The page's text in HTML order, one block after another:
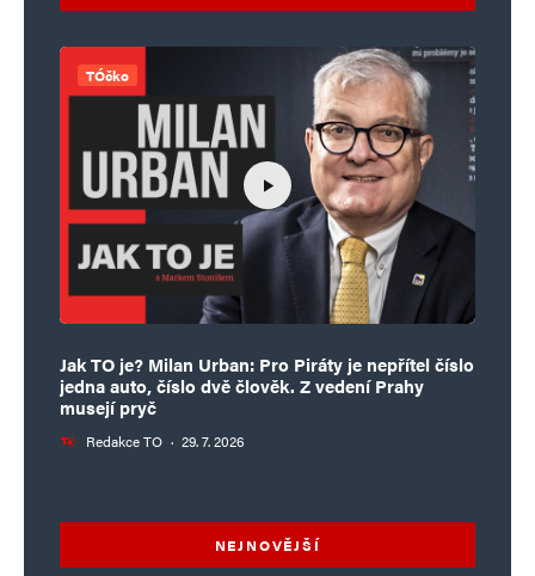
TÓčko
Jak TO je? Milan Urban: Pro Piráty je nepřítel číslo
jedna auto, číslo dvě člověk. Z vedení Prahy
musejí pryč
Redakce TO · 29. 7. 2026
NEJNOVĚJŠÍ